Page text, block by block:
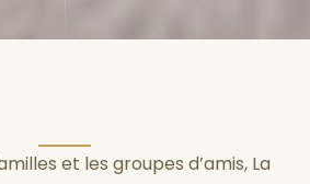
et les groupes d’amis, La